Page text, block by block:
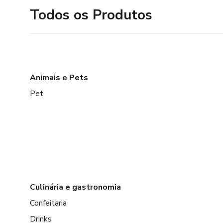
Todos os Produtos
Animais e Pets
Pet
Culinária e gastronomia
Confeitaria
Drinks